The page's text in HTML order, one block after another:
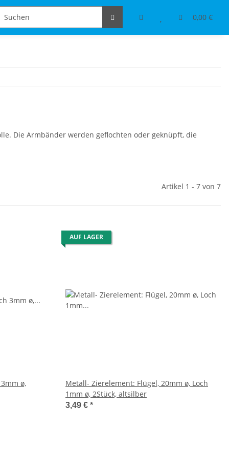
0,00 €
Schmuckdesign Tischdeko & Accessoires
Die Armbänder werden geflochten oder geknüpft, die
Artikel 1 - 7 von 7
ø,
AUF LAGER
Metall- Zierelement: Flügel, 20mm ø, Loch
1mm ø, 2Stück, altsilber
3,49 € *